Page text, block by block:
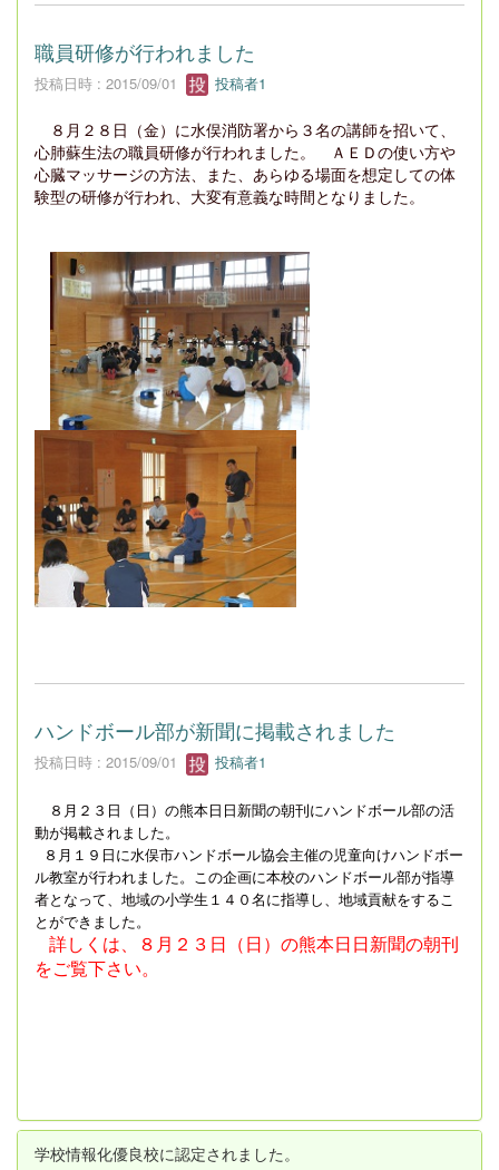
職員研修が行われました
投稿日時 : 2015/09/01 投稿者1
８月２８日（金）に水俣消防署から３名の講師を招いて、
心肺蘇生法の職員研修が行われました。 ＡＥＤの使い方や
心臓マッサージの方法、また、あらゆる場面を想定しての体
験型の研修が行われ、大変有意義な時間となりました。
ハンドボール部が新聞に掲載されました
投稿日時 : 2015/09/01 投稿者1
８月２３日（日）の熊本日日新聞の朝刊にハンドボール部の活
動が掲載されました。
８月１９日に水俣市ハンドボール協会主催の児童向けハンドボー
ル教室が行われました。この企画に本校のハンドボール部が指導
者となって、地域の小学生１４０名に指導し、地域貢献をするこ
とができました。
詳しくは、８月２３日（日）の熊本日日新聞の朝刊
をご覧下さい。
学校情報化優良校に認定されました。